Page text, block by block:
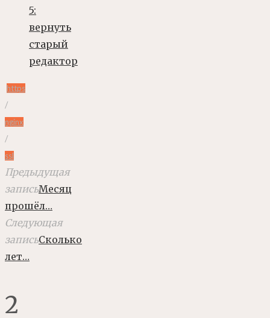
5:
вернуть
старый
редактор
https
/
nginx
/
ssl
Предыдущая
записьМесяц
прошёл…
Следующая
записьСколько
лет…
2